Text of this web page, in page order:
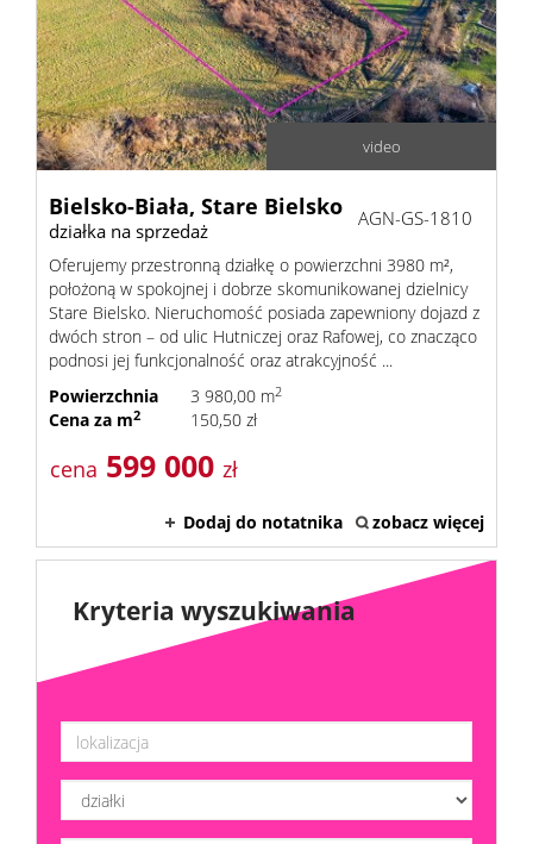
video
Bielsko-Biała, Stare Bielsko
działka na sprzedaż
AGN-GS-1810
Oferujemy przestronną działkę o powierzchni 3980 m²,
położoną w spokojnej i dobrze skomunikowanej dzielnicy
Stare Bielsko. Nieruchomość posiada zapewniony dojazd z
dwóch stron – od ulic Hutniczej oraz Rafowej, co znacząco
podnosi jej funkcjonalność oraz atrakcyjność ...
Powierzchnia
3 980,00 m2
Cena za m2 150,50 zł
cena 599 000 zł
Dodaj do notatnika zobacz więcej
Kryteria wyszukiwania